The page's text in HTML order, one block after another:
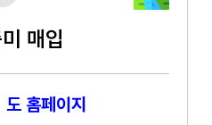
매입
도 홈페이지